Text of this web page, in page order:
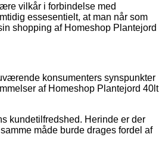
vilkår i forbindelse med
essesentielt, at man når som
shopping af Homeshop Plantejord
konsumenters synspunkter
af Homeshop Plantejord 40lt
kundetilfredshed. Herinde er der
måde burde drages fordel af